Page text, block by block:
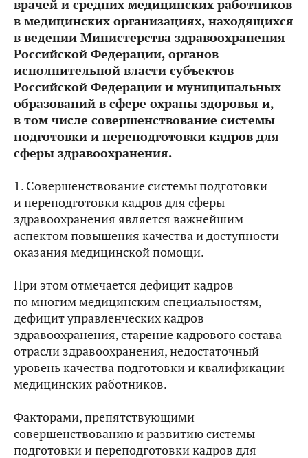
врачей и средних медицинских работников
в медицинских организациях, находящихся
в ведении Министерства здравоохранения
Российской Федерации, органов
исполнительной власти субъектов
Российской Федерации и муниципальных
образований в сфере охраны здоровья и,
в том числе совершенствование системы
подготовки и переподготовки кадров для
сферы здравоохранения.
1. Совершенствование системы подготовки
и переподготовки кадров для сферы
здравоохранения является важнейшим
аспектом повышения качества и доступности
оказания медицинской помощи.
При этом отмечается дефицит кадров
по многим медицинским специальностям,
дефицит управленческих кадров
здравоохранения, старение кадрового состава
отрасли здравоохранения, недостаточный
уровень качества подготовки и квалификации
медицинских работников.
Факторами, препятствующими
совершенствованию и развитию системы
подготовки и переподготовки кадров для